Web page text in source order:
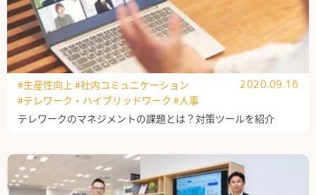
テレワークのマネジメントの課題とは？対策ツールを紹介
#生産性向上 #社内コミュニケーション
#テレワーク・ハイブリッドワーク #人事
2020.09.16